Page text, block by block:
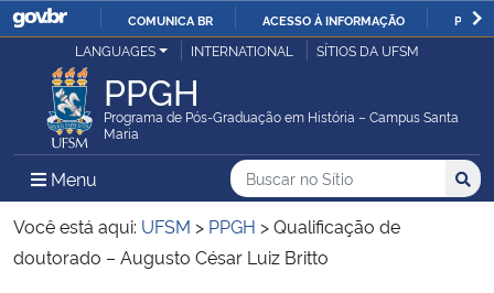
IR
O
COMUNICA BR ACESSO À INFORMAÇÃO
Ministério da Justiça e Segurança Pública
Ministério da Defesa
Ministério das Relações Exteriores
LANGUAGES INTERNATIONAL SÍTIOS DA UFSM
PPGH
Programa de Pós-Graduação em História – Campus Santa
Maria
Menu Menu Principal do Sítio
Busca
Buscar no no Sítio
Busca:
Você está aqui: UFSM > PPGH >Qualificação de
doutorado – Augusto César Luiz Britto